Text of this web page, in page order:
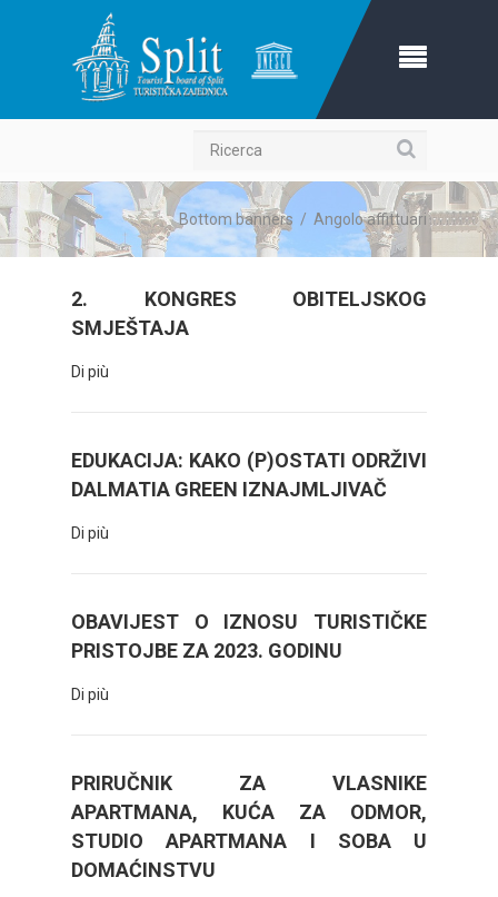
Ricerca
Bottom banners / Angolo affittuari
2. KONGRES OBITELJSKOG
SMJEŠTAJA
Di più
EDUKACIJA: KAKO (P)OSTATI ODRŽIVI
DALMATIA GREEN IZNAJMLJIVAČ
Di più
OBAVIJEST O IZNOSU TURISTIČKE
PRISTOJBE ZA 2023. GODINU
Di più
PRIRUČNIK ZA VLASNIKE
APARTMANA, KUĆA ZA ODMOR,
STUDIO APARTMANA I SOBA U
DOMAĆINSTVU